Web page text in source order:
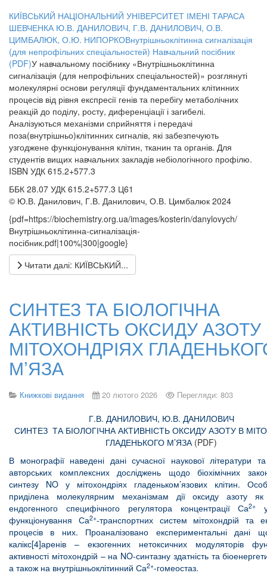
КИЇВСЬКИЙ НАЦІОНАЛЬНИЙ УНІВЕРСИТЕТ ІМЕНІ ТАРАСА
ШЕВЧЕНКА Ю.В. ДАНИЛОВИЧ, Г.В. ДАНИЛОВИЧ, О.В.
ЦИМБАЛЮК, О.Ю. НИПОРКОВнутрішньоклітинна сигналізація
(для непрофільних спеціальностей) Навчальний посібник
(PDF)У навчальному посібнику «Внутрішньоклітинна
сигналізація (для непрофільних спеціальностей)» розглянуті
молекулярні основи регуляції фундаментальних клітинних
процесів від рівня експресії генів та перебігу метаболічних
реакцій до поділу, росту, диференціації і загибелі.
Аналізуються механізми сприйняття і передачі
поза(внутрішньо)клітинних сигналів, які забезпечують
узгоджене функціонування клітин, тканин та органів. Для
студентів вищих навчальних закладів небіологічного профілю.
ISBN УДК 615.2+577.3
ББК 28.07 УДК 615.2+577.3 Ц61
© Ю.В. Данилович, Г.В. Данилович, О.В. Цимбалюк 2024
{pdf=https://biochemistry.org.ua/images/kosterin/danylovych/
Внутрішньоклітинна-сигналізація-
посібник.pdf|100%|300|google}
Читати далі: КИЇВСЬКИЙ...
СИНТЕЗ ТА БІОЛОГІЧНА
АКТИВНІСТЬ ОКСИДУ АЗОТУ
МІТОХОНДРІЯХ
М’ЯЗА
Книжкові видання 20 лютого 2026 Перегляди: 803
Г.В. ДАНИЛОВИЧ, Ю.В. ДАНИЛОВИЧ
СИНТЕЗ ТА БІОЛОГІЧНА АКТИВНІСТЬ ОКСИДУ АЗОТУ В
ГЛАДЕНЬКОГО М’ЯЗА(PDF)
В монографії наведені дані сучасної наукової літератури
авторських комплексних досліджень щодо біохімічних
синтезу NO у мітохондріях гладеньком’язових клітин.
приділена молекулярним механізмам дії оксиду азоту
ендогенного специфічного регулятора концентрації Са2+
функціонування Са2+-транспортних систем мітохондрій та
процесів в них. Проаналізовано експериментальні дані
калікс[4]аренів – екзогенних нетоксичних модуляторів
активності мітохондрій – на NO-синтазну здатність та
а також на внутрішньоклітинний Са2+-гомеостаз.